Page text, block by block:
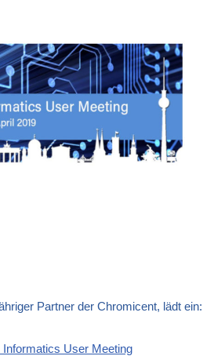
Partner der Chromicent, lädt ein:
User Meeting